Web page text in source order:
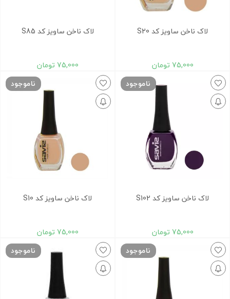
لاک ناخن ساویز کد S20
75,000 تومان
لاک ناخن ساویز کد S85
75,000 تومان
ناموجود
لاک ناخن ساویز کد S102
75,000 تومان
ناموجود
لاک ناخن ساویز کد S10
75,000 تومان
ناموجود ناموجود